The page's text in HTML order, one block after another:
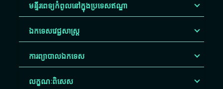
មន្ទីរពេទ្យកំពូលនៅក្នុងប្រទេសឥណ្ឌា
ឯកទេសវេជ្ជសាស្ត្រ
ការព្យាបាលឯកទេស
លក្ខណៈពិសេស